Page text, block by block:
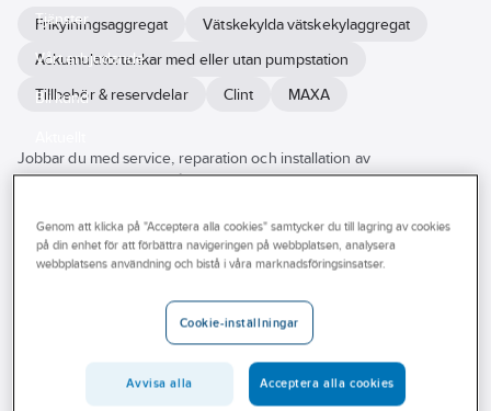
Tjänster
Vårt erbjudande
Bli kund
Frikylningsaggregat
Vätskekylda vätskekylaggregat
Ackumulatortankar med eller utan pumpstation
Tillbehör & reservdelar
Clint MAXA
Jobbar du med service, reparation och installation av
vätskekylaggregat? Vi på Ahlsell hjälper dig hitta produkterna för ditt
torkfilter och dubbelpressostat. Söker du inneplacerade och
uteplancerade kylaggregat hittar du även detta. Vi har aggregat
med kyleffekt från minus 10 till plus 5. Flertalet kända varumärken
vätskekylaggregat, plug-in-aggregat här i webbutiken eller besök
din närmsta Ahlsellbutik.
Lagerförd
Se
alla Produkter (38)
Genom att klicka på "Acceptera alla cookies" samtycker du till lagring av cookies
på din enhet för att förbättra navigeringen på webbplatsen, analysera
webbplatsens användning och bistå i våra marknadsföringsinsatser.
Cookie-inställningar
Avvisa alla Acceptera alla cookies